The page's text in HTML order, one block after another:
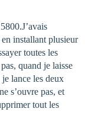
installant plusieur
toutes les
quand je laisse
lance les deux
s’ouvre pas, et
tout les